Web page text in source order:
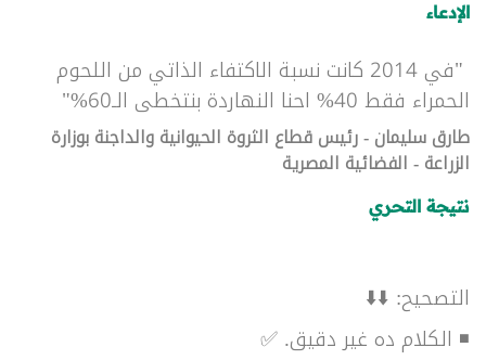
الإدعاء
"في 2014 كانت نسبة الاكتفاء الذاتي من اللحوم
الحمراء فقط 40% احنا النهاردة بنتخطى الـ60%"
طارق سليمان - رئيس قطاع الثروة الحيوانية والداجنة بوزارة
الزراعة - الفضائية المصرية
نتيجة التحري
التصحيح: ⬇️⬇️
◾ الكلام ده غير دقيق. ✅